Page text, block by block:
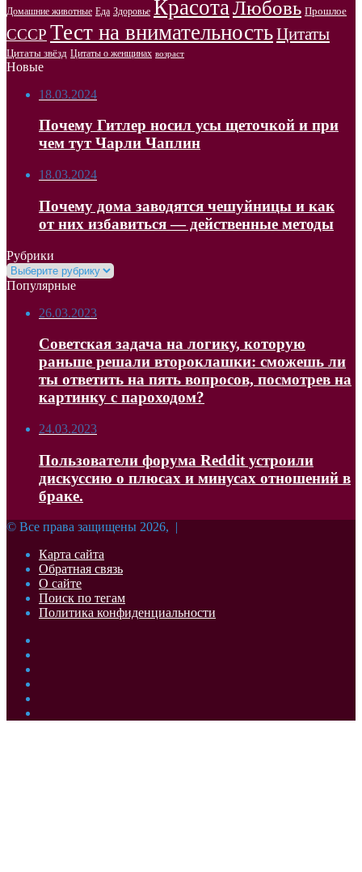
Домашние животные Еда Здоровье Красота Любовь Прошлое
СССР Тест на внимательностьЦитаты
Цитаты звёзд Цитаты о женщинах возраст
Новые
18.03.2024
Почему Гитлер носил усы щеточкой и при
чем тут Чарли Чаплин
18.03.2024
Почему дома заводятся чешуйницы и как
от них избавиться — действенные методы
Рубрики
Рубрики
Популярные
26.03.2023
Советская задача на логику, которую
раньше решали второклашки: сможешь ли
ты ответить на пять вопросов, посмотрев на
картинку с пароходом?
24.03.2023
Пользователи форума Reddit устроили
дискуссию о плюсах и минусах отношений в
браке.
© Все права защищены 2026, |
Карта сайта
Обратная связь
О сайте
Поиск по тегам
Политика конфиденциальности